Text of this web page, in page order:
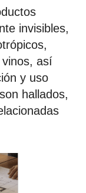
invisibles,
así
y uso
hallados,